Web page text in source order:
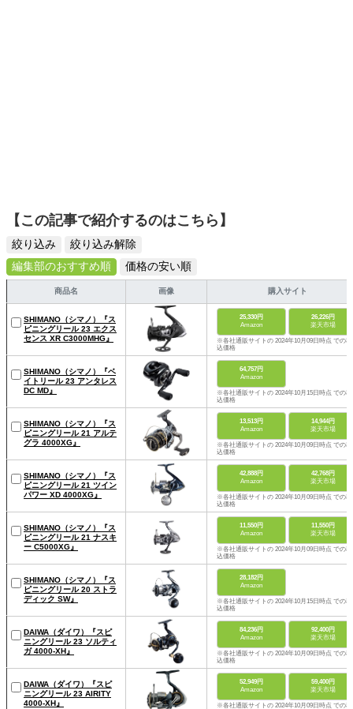
【この記事で紹介するのはこちら】
絞り込み
絞り込み解除
編集部のおすすめ順
価格の安い順
商品名 画像 購入サイト
SHIMANO（シマノ）『ス
ピニングリール 23 エクス
センス XR C3000MHG』
25,330円
Amazon
26,226円
楽天市場
※各社通販サイトの 2024年10月09日時点 での税
込価格
SHIMANO（シマノ）『ベ
イトリール 23 アンタレス
DC MD』
64,757円
Amazon
※各社通販サイトの 2024年10月15日時点 での税
込価格
SHIMANO（シマノ）『ス
ピニングリール 21 アルテ
グラ 4000XG』
13,513円
Amazon
14,944円
楽天市場
※各社通販サイトの 2024年10月09日時点 での税
込価格
SHIMANO（シマノ）『ス
ピニングリール 21 ツイン
パワー XD 4000XG』
42,888円
Amazon
42,768円
楽天市場
※各社通販サイトの 2024年10月09日時点 での税
込価格
SHIMANO（シマノ）『ス
ピニングリール 21 ナスキ
ー C5000XG』
11,550円
Amazon
11,550円
楽天市場
※各社通販サイトの 2024年10月09日時点 での税
込価格
SHIMANO（シマノ）『ス
ピニングリール 20 ストラ
ディック SW』
28,182円
Amazon
※各社通販サイトの 2024年10月15日時点 での税
込価格
DAIWA（ダイワ）『スピ
ニングリール 23 ソルティ
ガ 4000-XH』
84,236円
Amazon
92,400円
楽天市場
※各社通販サイトの 2024年10月09日時点 での税
込価格
DAIWA（ダイワ）『スピ
ニングリール 23 AIRITY
4000-XH』
52,949円
Amazon
59,400円
楽天市場
※各社通販サイトの 2024年10月09日時点 での税